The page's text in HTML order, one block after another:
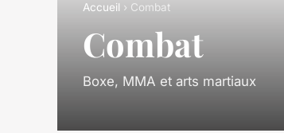
Accueil › Combat
Combat
Boxe, MMA et arts martiaux